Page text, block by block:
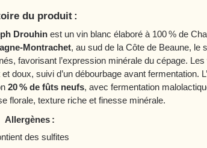
du produit :
Drouhin est un vin blanc élaboré à 100 % de
, au sud de la Côte de Beaune, le
favorisant l’expression minérale du cépage.
doux, suivi d’un débourbage avant fermentation.
20 % de fûts neufs, avec fermentation
florale, texture riche et finesse minérale.
Allergènes :
des sulfites